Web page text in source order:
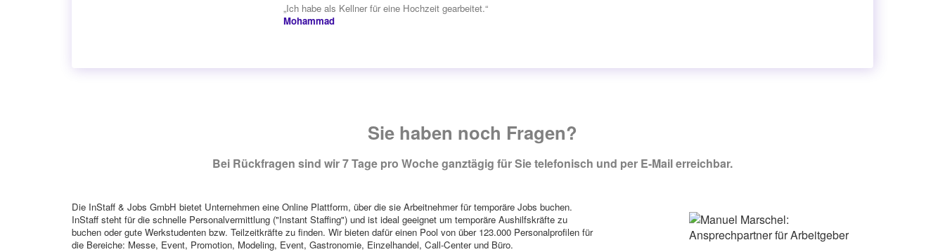
„Ich habe als Kellner für eine Hochzeit gearbeitet.“
Mohammad
Sie haben noch Fragen?
Bei Rückfragen sind wir 7 Tage pro Woche ganztägig für Sie telefonisch und per E-Mail erreichbar.
Die InStaff & Jobs GmbH bietet Unternehmen eine Online Plattform, über die sie Arbeitnehmer für temporäre Jobs buchen.
InStaff steht für die schnelle Personalvermittlung ("Instant Staffing") und ist ideal geeignet um temporäre Aushilfskräfte zu
buchen oder gute Werkstudenten bzw. Teilzeitkräfte zu finden. Wir bieten dafür einen Pool von über 123.000 Personalprofilen für
die Bereiche: Messe, Event, Promotion, Modeling, Event, Gastronomie, Einzelhandel, Call-Center und Büro.